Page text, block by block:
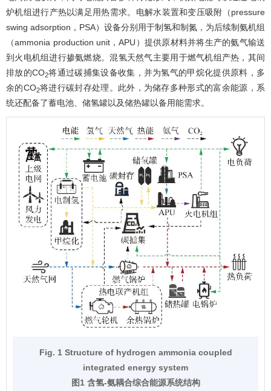
炉机组进行产热以满足用热需求。电解水装置和变压吸附（pressure
swing adsorption，PSA）设备分别用于制氢和制氮，为后续制氨机组
（ammonia production unit，APU）提供原材料并将生产的氨气输送
到火电机组进行掺氨燃烧。混氢天然气主要用于燃气机组产热，其间
排放的CO2将通过碳捕集设备收集，并为氢气的甲烷化提供原料，多
余的CO2将进行碳封存处理。此外，为储存多种形式的富余能源，系
统还配备了蓄电池、储氢罐以及储热罐以备用能需求。
Fig. 1 Structure of hydrogen ammonia coupled
integrated energy system
图1 含氢-氨耦合综合能源系统结构